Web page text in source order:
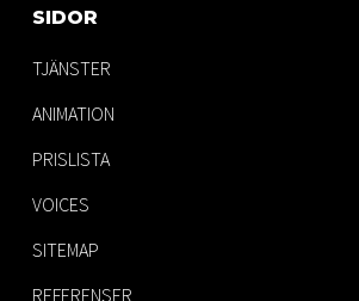
SIDOR
TJÄNSTER
ANIMATION
PRISLISTA
VOICES
SITEMAP
REFERENSER